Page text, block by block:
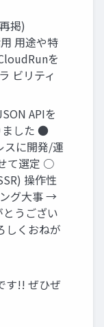
掲)
用途や特
を
ビリティ
APIを
ました ●
スに開発/運
て選定 ○
操作性
グ大事 →
うござい
しくおねが
す!! ぜひぜ